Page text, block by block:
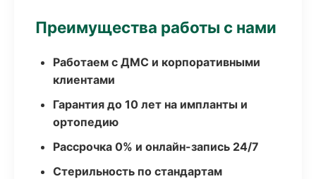
Преимущества работы с нами
Работаем с ДМС и корпоративными
клиентами
Гарантия до 10 лет на импланты и
ортопедию
Рассрочка 0% и онлайн-запись 24/7
Стерильность по стандартам